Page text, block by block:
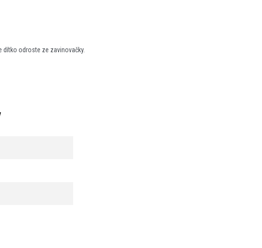
dítko odroste ze zavinovačky.